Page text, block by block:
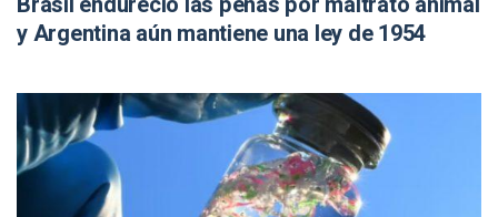
y Argentina aún mantiene una ley de 1954